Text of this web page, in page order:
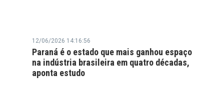
12/06/2026 14:16:56
Paraná é o estado que mais ganhou espaço
na indústria brasileira em quatro décadas,
aponta estudo